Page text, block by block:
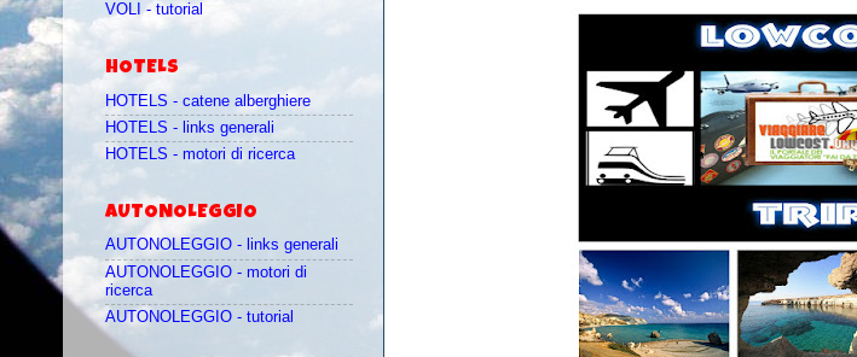
VOLI - tutorial
HOTELS
HOTELS - catene alberghiere
HOTELS - links generali
HOTELS - motori di ricerca
AUTONOLEGGIO
AUTONOLEGGIO - links generali
AUTONOLEGGIO - motori di
ricerca
AUTONOLEGGIO - tutorial